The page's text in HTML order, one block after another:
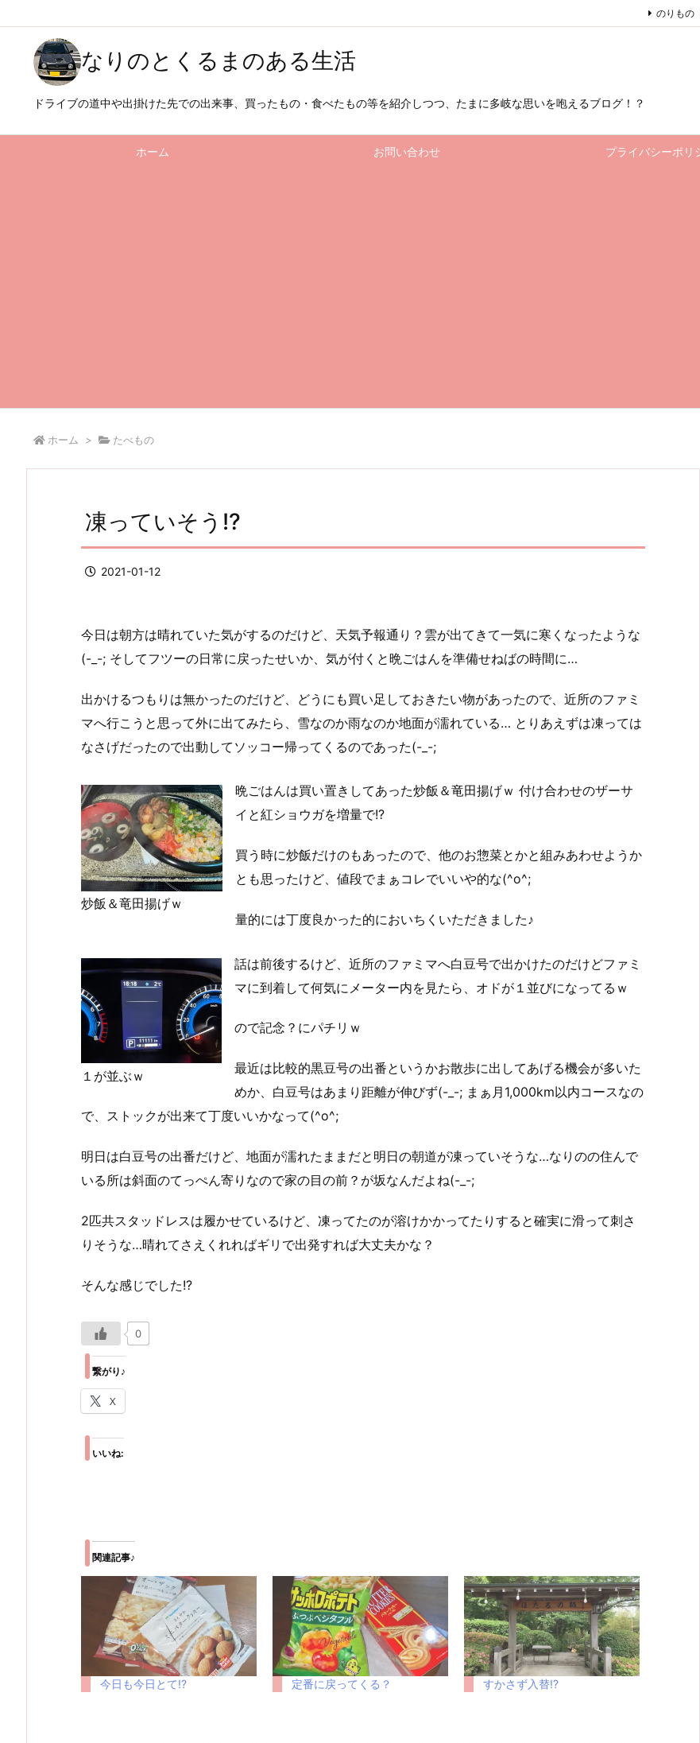
なりのとくるまのある生活
ドライブの道中や出掛けた先での出来事、買ったもの・食べたもの等を紹介しつつ、たまに多岐な思いを咆えるブログ！？
ホーム お問い合わせ プライバシーポリ
のりもの
ホーム > たべもの
凍っていそう!?
2021-01-12
今日は朝方は晴れていた気がするのだけど、天気予報通り？雲が出てきて一気に寒くなったような
(-_-; そしてフツーの日常に戻ったせいか、気が付くと晩ごはんを準備せねばの時間に…
出かけるつもりは無かったのだけど、どうにも買い足しておきたい物があったので、近所のファミ
マへ行こうと思って外に出てみたら、雪なのか雨なのか地面が濡れている… とりあえずは凍っては
なさげだったので出動してソッコー帰ってくるのであった(-_-;
炒飯＆竜田揚げｗ
晩ごはんは買い置きしてあった炒飯＆竜田揚げｗ 付け合わせのザーサ
イと紅ショウガを増量で!?
買う時に炒飯だけのもあったので、他のお惣菜とかと組みあわせようか
とも思ったけど、値段でまぁコレでいいや的な(^o^;
量的には丁度良かった的においちくいただきました♪
１が並ぶｗ
話は前後するけど、近所のファミマへ白豆号で出かけたのだけどファミ
マに到着して何気にメーター内を見たら、オドが１並びになってるｗ
ので記念？にパチリｗ
最近は比較的黒豆号の出番というかお散歩に出してあげる機会が多いた
めか、白豆号はあまり距離が伸びず(-_-; まぁ月1,000km以内コースなの
で、ストックが出来て丁度いいかなって(^o^;
明日は白豆号の出番だけど、地面が濡れたままだと明日の朝道が凍っていそうな…なりのの住んで
いる所は斜面のてっぺん寄りなので家の目の前？が坂なんだよね(-_-;
2匹共スタッドレスは履かせているけど、凍ってたのが溶けかかってたりすると確実に滑って刺さ
りそうな…晴れてさえくれればギリで出発すれば大丈夫かな？
そんな感じでした!?
0
繋がり♪
X
いいね:
関連記事♪
今日も今日とて!? 定番に戻ってくる？ すかさず入替!?